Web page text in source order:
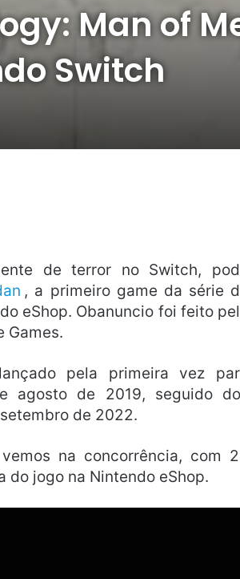
Man of
Switch
de terror no Switch,
, a primeiro game da série
eShop. Obanuncio foi feito
Games.
pela primeira vez
agosto de 2019, seguido
de 2022.
na concorrência, com
do jogo na Nintendo eShop.